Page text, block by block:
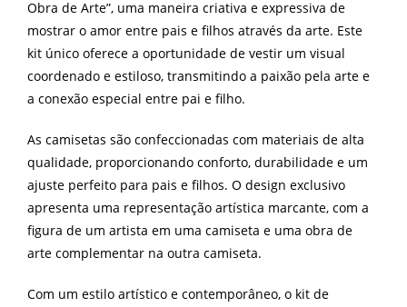
Obra de Arte”, uma maneira criativa e expressiva de
mostrar o amor entre pais e filhos através da arte. Este
kit único oferece a oportunidade de vestir um visual
coordenado e estiloso, transmitindo a paixão pela arte e
a conexão especial entre pai e filho.
As camisetas são confeccionadas com materiais de alta
qualidade, proporcionando conforto, durabilidade e um
ajuste perfeito para pais e filhos. O design exclusivo
apresenta uma representação artística marcante, com a
figura de um artista em uma camiseta e uma obra de
arte complementar na outra camiseta.
Com um estilo artístico e contemporâneo, o kit de